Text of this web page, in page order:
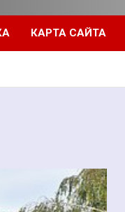
КАРТА САЙТА